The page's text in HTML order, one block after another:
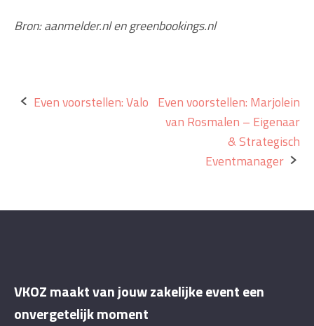
Bron: aanmelder.nl en greenbookings.nl
Bericht
Even voorstellen: Valo Even voorstellen: Marjolein
van Rosmalen – Eigenaar
& Strategisch
Eventmanager
VKOZ maakt van jouw zakelijke event een
onvergetelijk moment